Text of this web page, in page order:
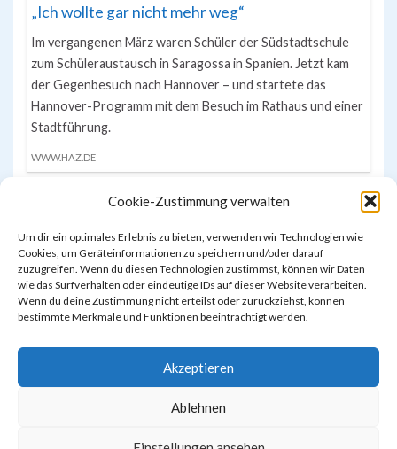
Cookie-Zustimmung verwalten
Um dir ein optimales Erlebnis zu bieten, verwenden wir Technologien wie
Cookies, um Geräteinformationen zu speichern und/oder darauf
zuzugreifen. Wenn du diesen Technologien zustimmst, können wir Daten
wie das Surfverhalten oder eindeutige IDs auf dieser Website verarbeiten.
Wenn du deine Zustimmung nicht erteilst oder zurückziehst, können
bestimmte Merkmale und Funktionen beeinträchtigt werden.
Akzeptieren
Ablehnen
„Ich wollte gar nicht mehr weg“
Im vergangenen März waren Schüler der Südstadtschule
zum Schüleraustausch in Saragossa in Spanien. Jetzt kam
der Gegenbesuch nach Hannover – und startete das
Hannover-Programm mit dem Besuch im Rathaus und einer
Stadtführung.
WWW.HAZ.DE